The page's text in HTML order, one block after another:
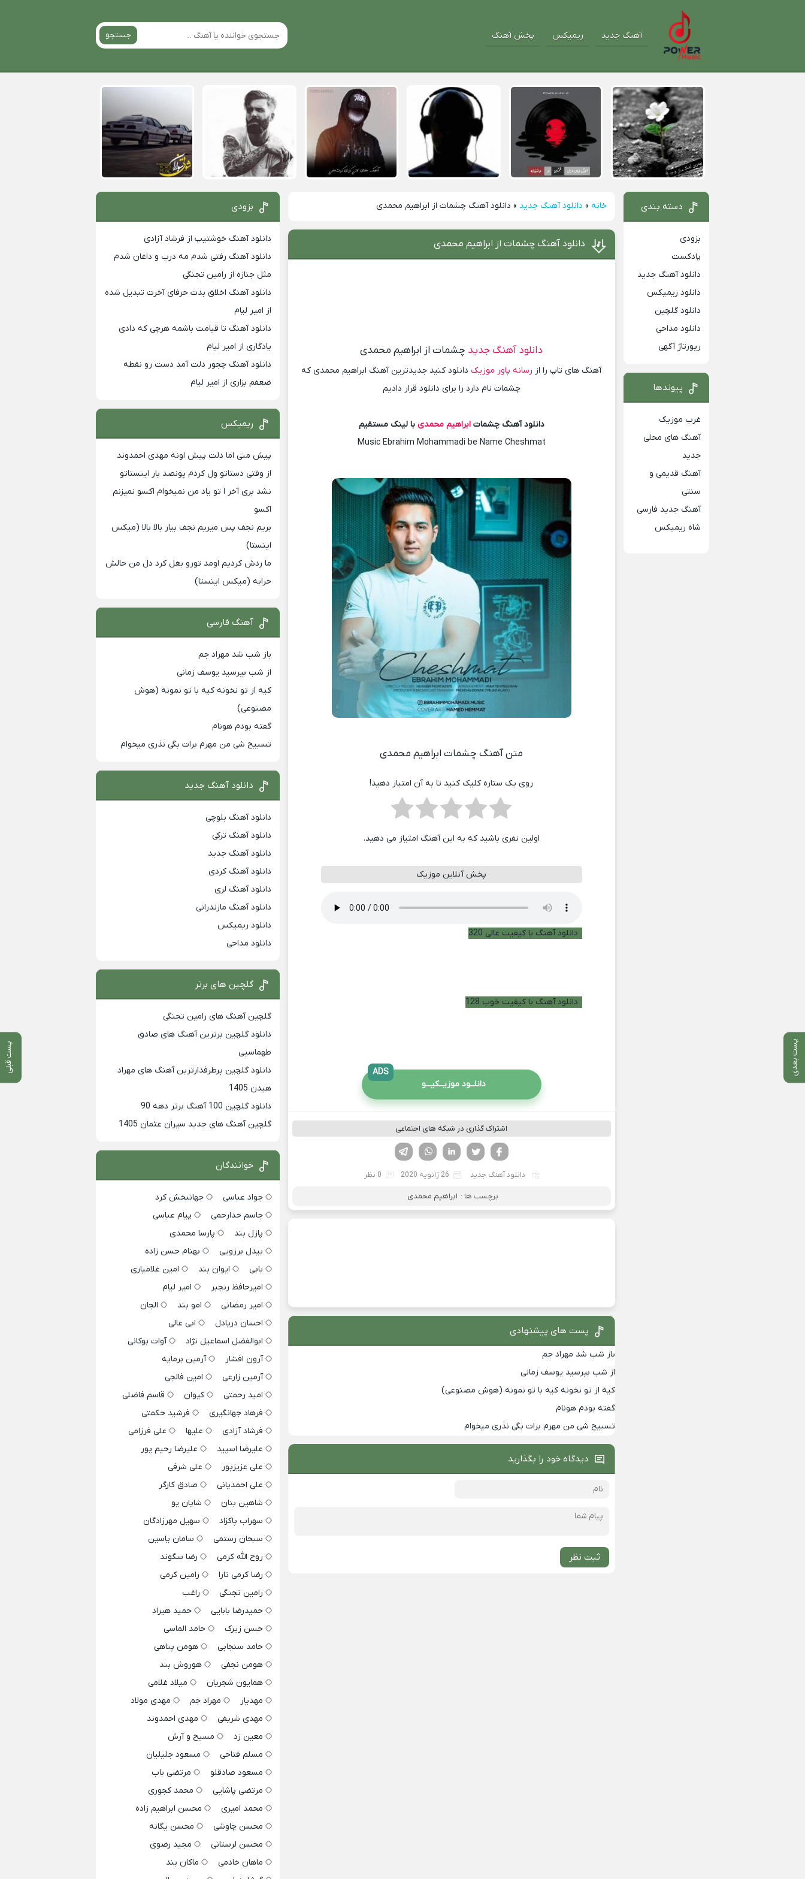
آهنگ جدید ریمیکس پخش آهنگ جستجو
خانه » دانلود آهنگ جدید » دانلود آهنگ چشمات از ابراهیم محمدی
پست بعدی پست قبلی
دانلود آهنگ چشمات از ابراهیم محمدی
دانلود آهنگ جدید چشمات از ابراهیم محمدی
آهنگ های تاپ را از رسانه پاور موزیک دانلود کنید جدیدترین آهنگ ابراهیم محمدی که
چشمات نام دارد را برای دانلود قرار دادیم
دانلود آهنگ چشماتابراهیم محمدی با لینک مستقیم
Music Ebrahim Mohammadi be Name Cheshmat
متن آهنگ چشمات ابراهیم محمدی
روی یک ستاره کلیک کنید تا به آن امتیاز دهید!
اولین نفری باشید که به این آهنگ امتیاز می دهید.
پخش آنلاین موزیک
دانلود آهنگ با کیفیت عالی 320
دانلود آهنگ با کیفیت خوب 128
دانلــود موزیــکیـــو
ADS
اشتراک گذاری در شبکه های اجتماعی
لینکدین تویتر
فیسوک
دانلود آهنگ جدید 26 ژانویه 2020 0 نظر
برچسب ها : ابراهیم محمدی
پست های پیشنهادی
باز شب شد مهراد جم
از شب بپرسید یوسف زمانی
کیه از تو نخونه کیه با تو نمونه (هوش مصنوعی)
گفته بودم هونام
تسبیح شی من مهرم برات بگی نذری میخوام
دیدگاه خود را بگذارید
ثبت نظر
دسته بندی
بزودی
پادکست
دانلود آهنگ جدید
دانلود ریمیکس
دانلود گلچین
دانلود مداحی
رپورتاژ آگهی
پیوندها
غرب موزیک
آهنگ های محلی
جدید
آهنگ قدیمی و
سنتی
آهنگ جدید فارسی
شاه ریمیکس
بزودی
دانلود آهنگ خوشتیپ از فرشاد آزادی
دانلود آهنگ رفتی شدم مه درب و داغان شدم
مثل جنازه از رامین تجنگی
دانلود آهنگ اخلاق بدت حرفای آخرت تبدیل شده
از امیر لیام
دانلود آهنگ تا قیامت باشمه هرچی که دادی
یادگاری از امیر لیام
دانلود آهنگ چجور دلت آمد دست رو نقطه
ضعفم بزاری از امیر لیام
ریمیکس
پیش منی اما دلت پیش اونه مهدی احمدوند
از وقتی دستاتو ول کردم پونصد بار اینستاتو
نشد بری آخر ا تو یاد من نمیخوام اکسو نمیزنم
اکسو
بریم نجف پس میریم نجف بیار بالا بالا (میکس
اینستا)
ما ردش کردیم اومد تورو بغل کرد دل من حالش
خرابه (میکس اینستا)
آهنگ فارسی
باز شب شد مهراد جم
از شب بپرسید یوسف زمانی
کیه از تو نخونه کیه با تو نمونه (هوش
مصنوعی)
گفته بودم هونام
تسبیح شی من مهرم برات بگی نذری میخوام
دانلود آهنگ جدید
دانلود آهنگ بلوچی
دانلود آهنگ ترکی
دانلود آهنگ جدید
دانلود آهنگ کردی
دانلود آهنگ لری
دانلود آهنگ مازندرانی
دانلود ریمیکس
دانلود مداحی
گلچین های برتر
گلچین آهنگ های رامین تجنگی
دانلود گلچین برترین آهنگ های صادق
طهماسبی
دانلود گلچین پرطرفدارترین آهنگ های مهراد
هیدن 1405
دانلود گلچین 100 آهنگ برتر دهه 90
گلچین آهنگ های جدید سیران عثمان 1405
خوانندگان
جواد عباسی
جهانبخش کرد
جاسم خدارحمی
پیام عباسی
پازل بند
پارسا محمدی
بیدل برزویی
بهنام حسن زاده
بابی
ایوان بند
امین غلامیاری
امیرحافظ رنجبر
امیر لیام
امیر رمضانی
امو بند
الجان
احسان دریادل
ابی عالی
ابوالفضل اسماعیل نژاد
آوات بوکانی
آرون افشار
آرمین برمایه
آرمین زارعی
امین فالجی
امید رحمتی
کیوان
قاسم فاضلی
فرهاد جهانگیری
فرشید حکمتی
فرشاد آزادی
علیها
علی فرزامی
علیرضا اسپید
علیرضا رحیم پور
علی عزیزپور
علی شرفی
علی احمدیانی
صادق کارگر
شاهین بنان
شایان یو
سهراب پاکزاد
سهیل مهرزادگان
سبحان رستمی
سامان یاسین
روح الله کرمی
رضا سگوند
رضا کرمی تارا
رامین کرمی
رامین تجنگی
راغب
حمیدرضا بابایی
حمید هیراد
حسن زیرک
حامد الماسی
حامد سنجابی
هومن پناهی
هومن نجفی
هوروش بند
همایون شجریان
میلاد غلامی
مهدیار
مهراد جم
مهدی مولاد
مهدی شریفی
مهدی احمدوند
معین زد
مسیح و آرش
مسلم فتاحی
مسعود جلیلیان
مسعود صادقلو
مرتضی باب
مرتضی پاشایی
محمد کجوری
محمد امیری
محسن ابراهیم زاده
محسن چاوشی
محسن یگانه
محسن لرستانی
مجید رضوی
ماهان خادمی
ماکان بند